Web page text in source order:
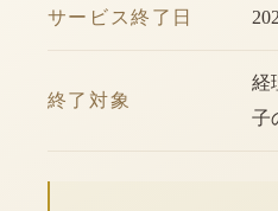
サービス終了日
終了対象
経
子